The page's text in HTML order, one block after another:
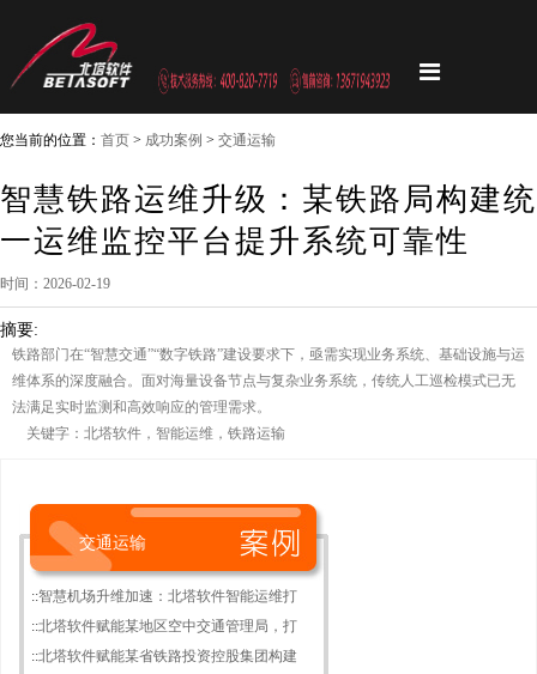
您当前的位置： 首页 > 成功案例 > 交通运输
智慧铁路运维升级：某铁路局构建统
一运维监控平台提升系统可靠性
时间：2026-02-19
摘要:
铁路部门在“智慧交通”“数字铁路”建设要求下，亟需实现业务系统、基础设施与运
维体系的深度融合。面对海量设备节点与复杂业务系统，传统人工巡检模式已无
法满足实时监测和高效响应的管理需求。
关键字：北塔软件，智能运维，铁路运输
交通运输
::智慧机场升维加速：北塔软件智能运维打
::北塔软件赋能某地区空中交通管理局，打
::北塔软件赋能某省铁路投资控股集团构建